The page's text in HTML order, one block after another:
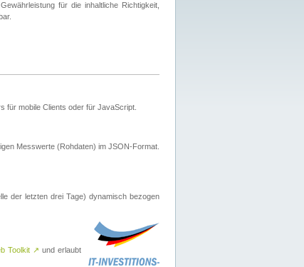
für die inhaltliche Richtigkeit,
für mobile Clients oder für JavaScript.
Messwerte (Rohdaten) im JSON-Format.
der letzten drei Tage) dynamisch bezogen
Toolkit ↗ und erlaubt